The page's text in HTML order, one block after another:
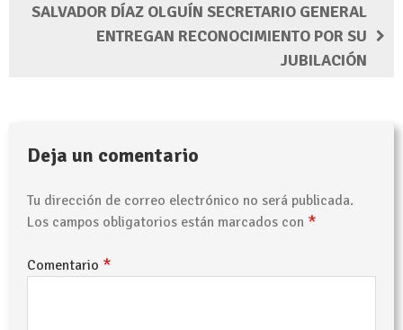
SALVADOR DÍAZ OLGUÍN SECRETARIO GENERAL
ENTREGAN RECONOCIMIENTO POR SU
JUBILACIÓN
Deja un comentario
Tu dirección de correo electrónico no será publicada.
Los campos obligatorios están marcados con *
Comentario *